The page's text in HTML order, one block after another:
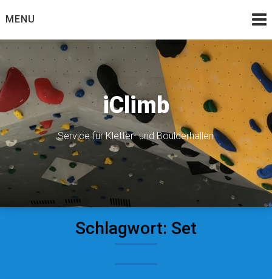
toMENU
iClimb
Service für Kletter- und Boulderhallen
Schlagwort: Set